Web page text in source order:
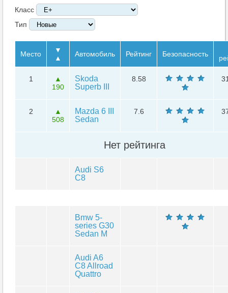
Класс
Тип
Место
▼
▲
Автомобиль Рейтинг Безопасность
1
▲
190
Skoda
Superb III
8.58
2
▲
508
Mazda 6 III
Sedan
7.6
Нет рейтинга
Audi S6
C8
Bmw 5-
series G30
Sedan M
Audi A6
C8 Allroad
Quattro